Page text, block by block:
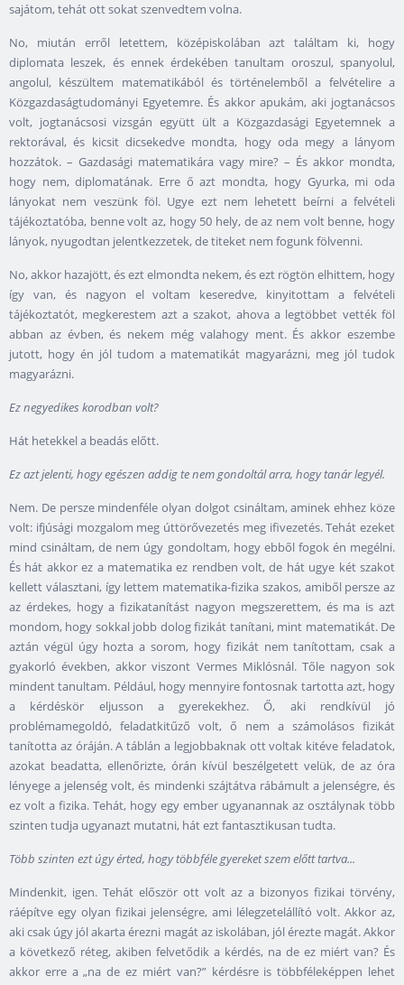
sajátom, tehát ott sokat szenvedtem volna.
No, miután erről letettem, középiskolában azt találtam ki, hogy
diplomata leszek, és ennek érdekében tanultam oroszul, spanyolul,
angolul, készültem matematikából és történelemből a felvételire a
Közgazdaságtudományi Egyetemre. És akkor apukám, aki jogtanácsos
volt, jogtanácsosi vizsgán együtt ült a Közgazdasági Egyetemnek a
rektorával, és kicsit dicsekedve mondta, hogy oda megy a lányom
hozzátok. – Gazdasági matematikára vagy mire? – És akkor mondta,
hogy nem, diplomatának. Erre ő azt mondta, hogy Gyurka, mi oda
lányokat nem veszünk föl. Ugye ezt nem lehetett beírni a felvételi
tájékoztatóba, benne volt az, hogy 50 hely, de az nem volt benne, hogy
lányok, nyugodtan jelentkezzetek, de titeket nem fogunk fölvenni.
No, akkor hazajött, és ezt elmondta nekem, és ezt rögtön elhittem, hogy
így van, és nagyon el voltam keseredve, kinyitottam a felvételi
tájékoztatót, megkerestem azt a szakot, ahova a legtöbbet vették föl
abban az évben, és nekem még valahogy ment. És akkor eszembe
jutott, hogy én jól tudom a matematikát magyarázni, meg jól tudok
magyarázni.
Ez negyedikes korodban volt?
Hát hetekkel a beadás előtt.
Ez azt jelenti, hogy egészen addig te nem gondoltál arra, hogy tanár legyél.
Nem. De persze mindenféle olyan dolgot csináltam, aminek ehhez köze
volt: ifjúsági mozgalom meg úttörővezetés meg ifivezetés. Tehát ezeket
mind csináltam, de nem úgy gondoltam, hogy ebből fogok én megélni.
És hát akkor ez a matematika ez rendben volt, de hát ugye két szakot
kellett választani, így lettem matematika-fizika szakos, amiből persze az
az érdekes, hogy a fizikatanítást nagyon megszerettem, és ma is azt
mondom, hogy sokkal jobb dolog fizikát tanítani, mint matematikát. De
aztán végül úgy hozta a sorom, hogy fizikát nem tanítottam, csak a
gyakorló években, akkor viszont Vermes Miklósnál. Tőle nagyon sok
mindent tanultam. Például, hogy mennyire fontosnak tartotta azt, hogy
a kérdéskör eljusson a gyerekekhez. Ő, aki rendkívül jó
problémamegoldó, feladatkitűző volt, ő nem a számolásos fizikát
tanította az óráján. A táblán a legjobbaknak ott voltak kitéve feladatok,
azokat beadatta, ellenőrizte, órán kívül beszélgetett velük, de az óra
lényege a jelenség volt, és mindenki szájtátva rábámult a jelenségre, és
ez volt a fizika. Tehát, hogy egy ember ugyanannak az osztálynak több
szinten tudja ugyanazt mutatni, hát ezt fantasztikusan tudta.
Több szinten ezt úgy érted, hogy többféle gyereket szem előtt tartva...
Mindenkit, igen. Tehát először ott volt az a bizonyos fizikai törvény,
ráépítve egy olyan fizikai jelenségre, ami lélegzetelállító volt. Akkor az,
aki csak úgy jól akarta érezni magát az iskolában, jól érezte magát. Akkor
a következő réteg, akiben felvetődik a kérdés, na de ez miért van? És
akkor erre a „na de ez miért van?” kérdésre is többféleképpen lehet